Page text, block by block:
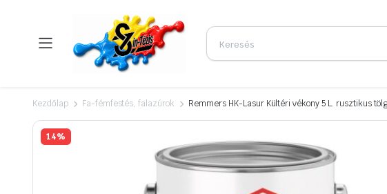
Kezdőlap Fa-fémfestés, falazúrok Remmers HK-Lasur Kültéri vékony 5 L. rusztikus
14%